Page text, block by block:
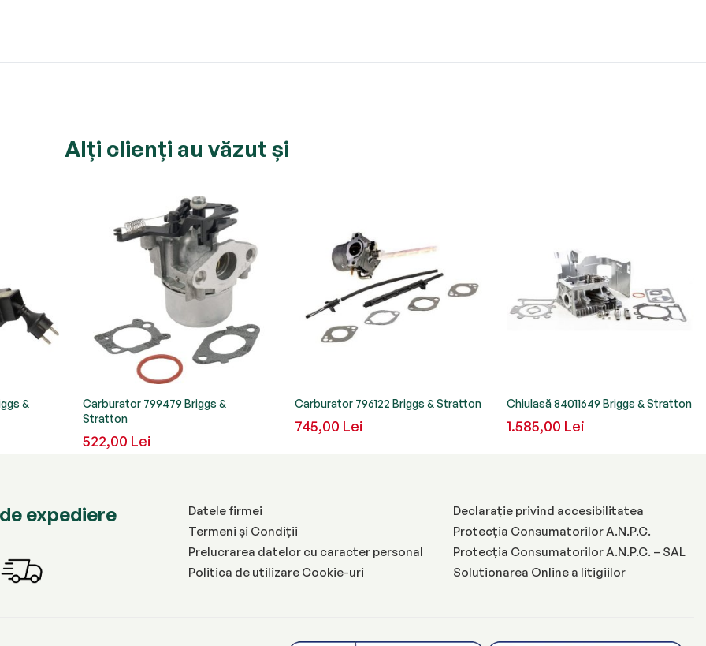
Alți clienți au văzut și
&
Carburator 799479 Briggs &
Stratton
522,00 Lei
Carburator 796122 Briggs & Stratton
745,00 Lei
Chiulasă 84011649 Briggs & Stratton
1.585,00 Lei
expediere
Datele firmei
Termeni și Condiții
Prelucrarea datelor cu caracter personal
Politica de utilizare Cookie-uri
Declarație privind accesibilitatea
Protecția Consumatorilor A.N.P.C.
Protecția Consumatorilor A.N.P.C. – SAL
Solutionarea Online a litigiilor